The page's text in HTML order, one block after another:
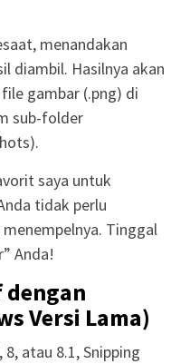
menandakan
diambil. Hasilnya akan
gambar (.png) di
sub-folder
saya untuk
tidak perlu
Tinggal
Anda!
Versi Lama)
atau 8.1, Snipping